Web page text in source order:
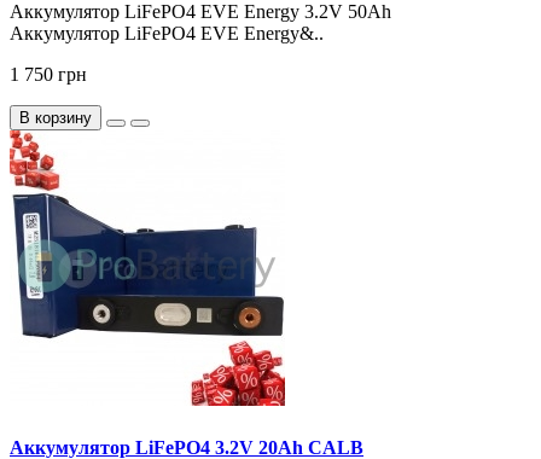
Аккумулятор LiFePO4 EVE Energy 3.2V 50Ah
Аккумулятор LiFePO4 EVE Energy&..
1 750 грн
В корзину
Аккумулятор LiFePO4 3.2V 20Ah CALB